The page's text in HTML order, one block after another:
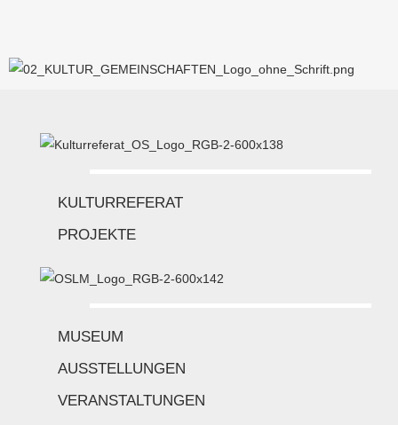
KULTURREFERAT
PROJEKTE
MUSEUM
AUSSTELLUNGEN
VERANSTALTUNGEN